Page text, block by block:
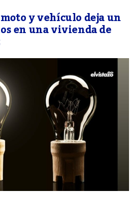
y vehículo deja un
en una vivienda de